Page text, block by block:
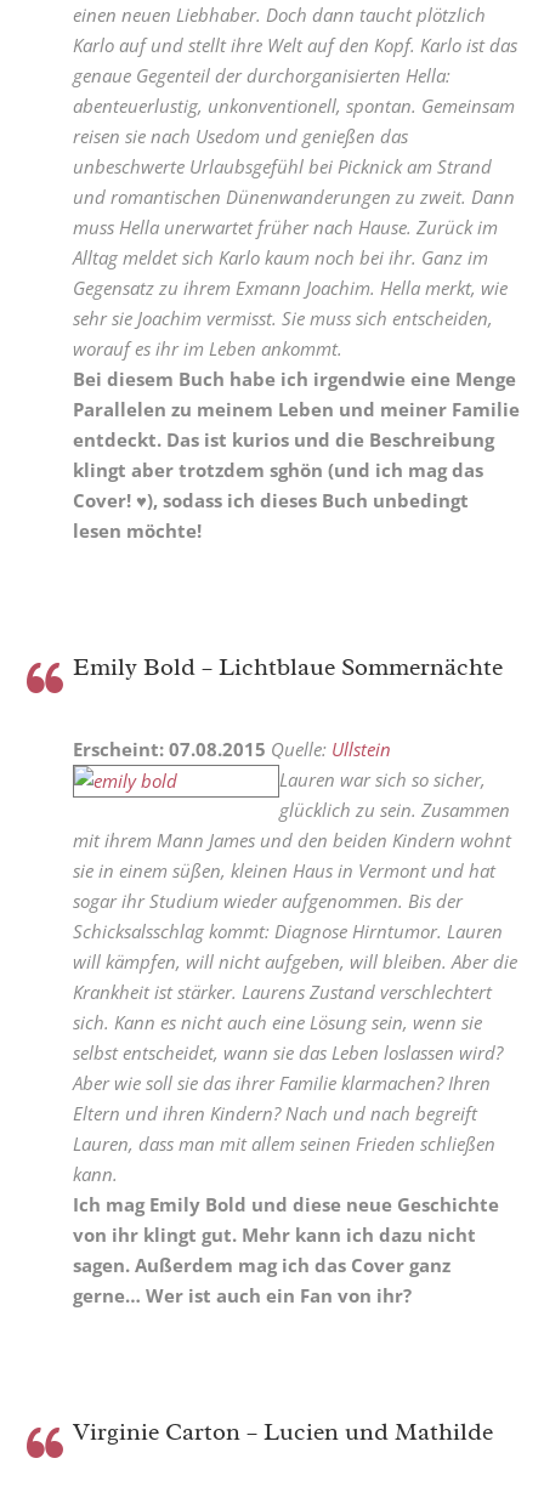
einen neuen Liebhaber. Doch dann taucht plötzlich
Karlo auf und stellt ihre Welt auf den Kopf. Karlo ist das
genaue Gegenteil der durchorganisierten Hella:
abenteuerlustig, unkonventionell, spontan. Gemeinsam
reisen sie nach Usedom und genießen das
unbeschwerte Urlaubsgefühl bei Picknick am Strand
und romantischen Dünenwanderungen zu zweit. Dann
muss Hella unerwartet früher nach Hause. Zurück im
Alltag meldet sich Karlo kaum noch bei ihr. Ganz im
Gegensatz zu ihrem Exmann Joachim. Hella merkt, wie
sehr sie Joachim vermisst. Sie muss sich entscheiden,
worauf es ihr im Leben ankommt.
Bei diesem Buch habe ich irgendwie eine Menge
Parallelen zu meinem Leben und meiner Familie
entdeckt. Das ist kurios und die Beschreibung
klingt aber trotzdem sghön (und ich mag das
Cover! ♥), sodass ich dieses Buch unbedingt
lesen möchte!
Emily Bold – Lichtblaue Sommernächte
Erscheint: 07.08.2015 Quelle: Ullstein
Lauren war sich so sicher,
glücklich zu sein. Zusammen
mit ihrem Mann James und den beiden Kindern wohnt
sie in einem süßen, kleinen Haus in Vermont und hat
sogar ihr Studium wieder aufgenommen. Bis der
Schicksalsschlag kommt: Diagnose Hirntumor. Lauren
will kämpfen, will nicht aufgeben, will bleiben. Aber die
Krankheit ist stärker. Laurens Zustand verschlechtert
sich. Kann es nicht auch eine Lösung sein, wenn sie
selbst entscheidet, wann sie das Leben loslassen wird?
Aber wie soll sie das ihrer Familie klarmachen? Ihren
Eltern und ihren Kindern? Nach und nach begreift
Lauren, dass man mit allem seinen Frieden schließen
kann.
Ich mag Emily Bold und diese neue Geschichte
von ihr klingt gut. Mehr kann ich dazu nicht
sagen. Außerdem mag ich das Cover ganz
gerne… Wer ist auch ein Fan von ihr?
Virginie Carton – Lucien und Mathilde